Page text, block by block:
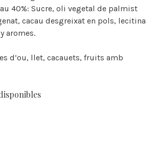
40%: Sucre, oli vegetal de palmist
cacau desgreixat en pols, lecitina
aromes.
d’ou, llet, cacauets, fruits amb